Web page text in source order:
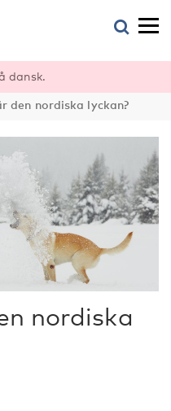
dansk.
den nordiska lyckan?
nordiska